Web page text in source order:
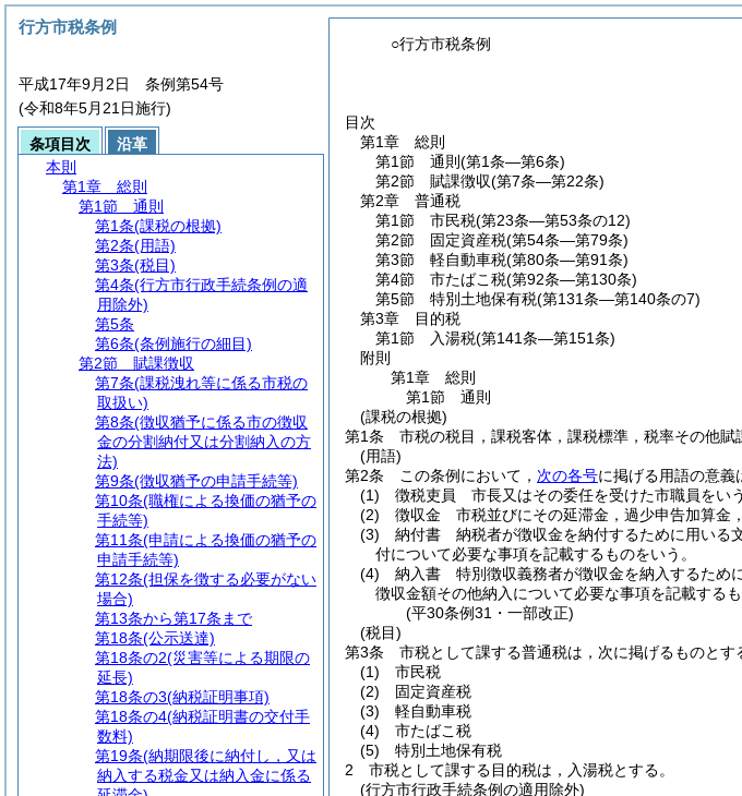
○行方市税条例
目次
第1章
総則
第1節
通則 (第1条―第6条)
第2節
賦課徴収(第7条―第22条)
第2章
普通税
第1節
市民税(第23条―第53条の12)
第2節
固定資産税(第54条―第79条)
第3節
軽自動車税(第80条―第91条)
第4節
市たばこ税(第92条―第130条)
第5節
特別土地保有税(第131条―第140条の7)
第3章
目的税
第1節
入湯税(第141条―第151条)
附則
第1章
総則
第1節
通則
(課税の根拠)
第1条
市税の税目，課税客体，課税標準，税率その他
(用語)
第2条
この条例において， 次の各号に掲げる用語の意義
(1)
徴税吏員 市長又はその委任を受けた市職員をいう
(2)
徴収金 市税並びにその延滞金，過少申告加算金
(3)
納付書 納税者が徴収金を納付するために用いる
付について必要な事項を記載するものをいう。
(4)
納入書 特別徴収義務者が徴収金を納入するため
徴収金額その他納入について必要な事項を記載するも
(平30条例31・一部改正)
(税目)
第3条
市税として課する普通税は，次に掲げるものとす
(1)
市民税
(2)
固定資産税
(3)
軽自動車税
(4)
市たばこ税
(5)
特別土地保有税
2
市税として課する目的税は，入湯税とする。
(行方市行政手続条例の適用除外)
行方市税条例
平成17年9月2日 条例第54号
(令和8年5月21日施行)
条項目次
沿革
本則
第1章
総則
第1節
通則
第1条(課税の根拠)
第2条(用語)
第3条(税目)
第4条(行方市行政手続条例の適
用除外)
第5条
第6条(条例施行の細目)
第2節
賦課徴収
第7条(課税洩れ等に係る市税の
取扱い)
第8条(徴収猶予に係る市の徴収
金の分割納付又は分割納入の方
法)
第9条(徴収猶予の申請手続等)
第10条(職権による換価の猶予の
手続等)
第11条(申請による換価の猶予の
申請手続等)
第12条(担保を徴する必要がない
場合)
第13条から第17条まで
第18条(公示送達)
第18条の2(災害等による期限の
延長)
第18条の3(納税証明事項)
第18条の4(納税証明書の交付手
数料)
第19条(納期限後に納付し，又は
納入する税金又は納入金に係る